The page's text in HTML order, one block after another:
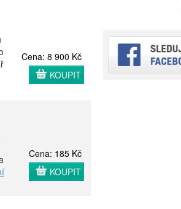
Cena: 8 900 Kč
KOUPIT
Cena: 185 Kč
KOUPIT